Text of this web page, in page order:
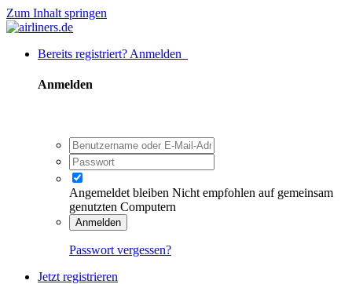
Zum Inhalt springen
Bereits registriert? Anmelden
Anmelden
Angemeldet bleiben Nicht empfohlen auf gemeinsam
genutzten Computern
Anmelden
Passwort vergessen?
Jetzt registrieren